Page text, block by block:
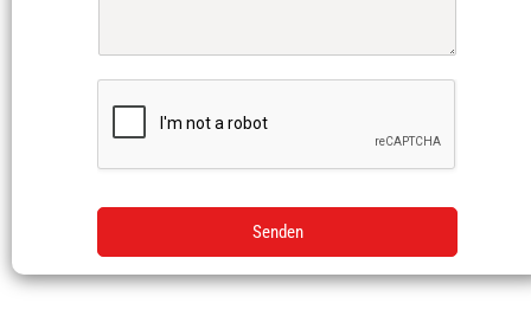
Senden